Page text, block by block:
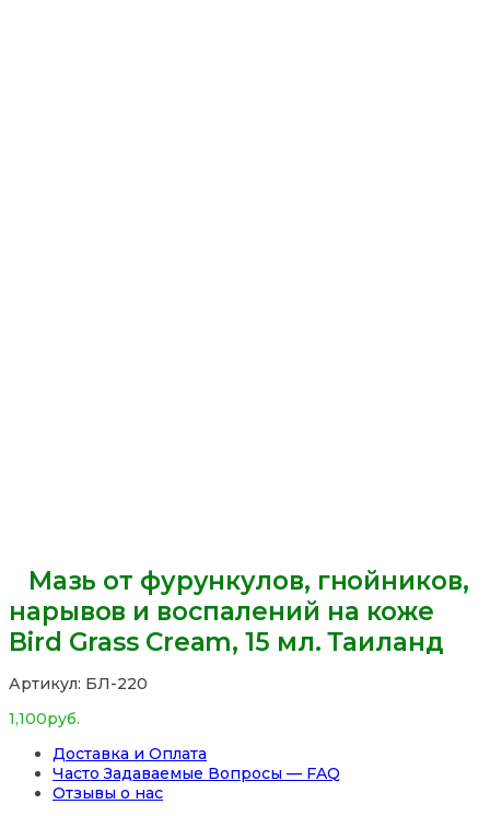
Мазь от фурункулов, гнойников,
нарывов и воспалений на коже
Bird Grass Cream, 15 мл. Таиланд
Артикул: БЛ-220
1,100руб.
Доставка и Оплата
Часто Задаваемые Вопросы — FAQ
Отзывы о нас